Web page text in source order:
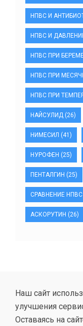
НПВС И
НПВС И
НПВС ПРИ
НПВС ПРИ
НПВС ПРИ
НАЙСУЛИД (26)
НИМЕСИЛ (41)
НУРОФЕН (25)
ПЕНТАЛГИН (25)
СРАВНЕНИЕ НПВС
АСКОРУТИН (26)
Наш сайт
улучшения
Оставаясь на